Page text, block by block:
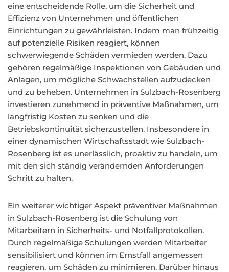
eine entscheidende Rolle, um die Sicherheit und
Effizienz von Unternehmen und öffentlichen
Einrichtungen zu gewährleisten. Indem man frühzeitig
auf potenzielle Risiken reagiert, können
schwerwiegende Schäden vermieden werden. Dazu
gehören regelmäßige Inspektionen von Gebäuden und
Anlagen, um mögliche Schwachstellen aufzudecken
und zu beheben. Unternehmen in Sulzbach-Rosenberg
investieren zunehmend in präventive Maßnahmen, um
langfristig Kosten zu senken und die
Betriebskontinuität sicherzustellen. Insbesondere in
einer dynamischen Wirtschaftsstadt wie Sulzbach-
Rosenberg ist es unerlässlich, proaktiv zu handeln, um
mit den sich ständig verändernden Anforderungen
Schritt zu halten.
Ein weiterer wichtiger Aspekt präventiver Maßnahmen
in Sulzbach-Rosenberg ist die Schulung von
Mitarbeitern in Sicherheits- und Notfallprotokollen.
Durch regelmäßige Schulungen werden Mitarbeiter
sensibilisiert und können im Ernstfall angemessen
reagieren, um Schäden zu minimieren. Darüber hinaus